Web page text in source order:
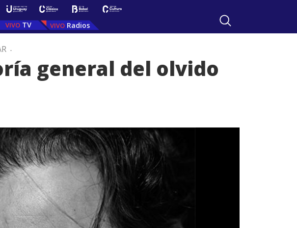
TV Radios
.
general del olvido